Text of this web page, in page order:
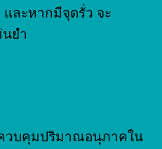
และหากมีจุดรั่ว จะ
ยำ
วบคุมปริมาณอนุภาคใน